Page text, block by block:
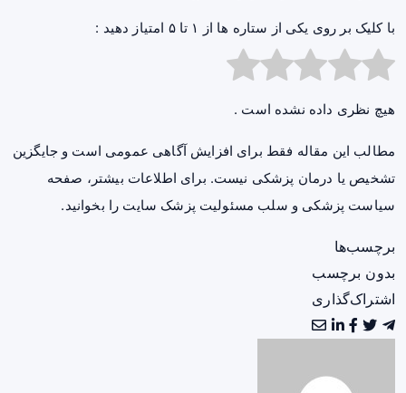
با کلیک بر روی یکی از ستاره ها از ۱ تا ۵ امتیاز دهید :
هیچ نظری داده نشده است .
مطالب این مقاله فقط برای افزایش آگاهی عمومی است و جایگزین
تشخیص یا درمان پزشکی نیست. برای اطلاعات بیشتر، صفحه
سیاست پزشکی و سلب مسئولیت پزشک سایت را بخوانید.
برچسب‌ها
بدون برچسب
اشتراک‌گذاری